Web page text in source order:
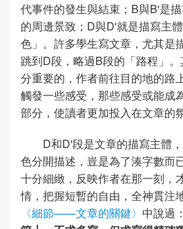
代事件的發生與結束；B與B'是描
的周邊景致；D與D'就是描寫主
色」。許多學生寫文章，尤其是
跳到D段，略過B段的「路程」
分重要的，作者前往目的地的路
觸發一些感受，那些感受或能成
部分，使讀者更加投入在文章的
D和D'段是文章的描寫主體
色分開描述，豈是為了湊字數而
十分細緻，反映作者在那一刻，
情，把握短暫的自由，全神貫注
〈細節——文章的關鍵〉 中說過